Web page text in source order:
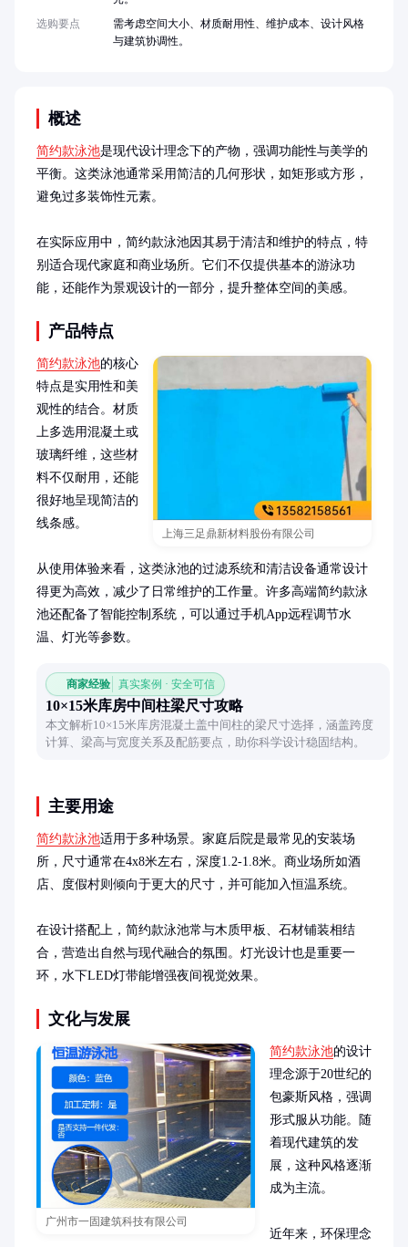
概述
简约款泳池是现代设计理念下的产物，强调功能性与美学的
平衡。这类泳池通常采用简洁的几何形状，如矩形或方形，
避免过多装饰性元素。
在实际应用中，简约款泳池因其易于清洁和维护的特点，特
别适合现代家庭和商业场所。它们不仅提供基本的游泳功
能，还能作为景观设计的一部分，提升整体空间的美感。
产品特点
上海三足鼎新材料股份有限公司
简约款泳池的核心
特点是实用性和美
观性的结合。材质
上多选用混凝土或
玻璃纤维，这些材
料不仅耐用，还能
很好地呈现简洁的
线条感。
从使用体验来看，这类泳池的过滤系统和清洁设备通常设计
得更为高效，减少了日常维护的工作量。许多高端简约款泳
池还配备了智能控制系统，可以通过手机App远程调节水
温、灯光等参数。
商家经验 真实案例 · 安全可信
10×15米库房中间柱梁尺寸攻略
本文解析10×15米库房混凝土盖中间柱的梁尺寸选择，涵盖跨度
计算、梁高与宽度关系及配筋要点，助你科学设计稳固结构。
主要用途
简约款泳池适用于多种场景。家庭后院是最常见的安装场
所，尺寸通常在4x8米左右，深度1.2-1.8米。商业场所如酒
店、度假村则倾向于更大的尺寸，并可能加入恒温系统。
在设计搭配上，简约款泳池常与木质甲板、石材铺装相结
合，营造出自然与现代融合的氛围。灯光设计也是重要一
环，水下LED灯带能增强夜间视觉效果。
文化与发展
广州市一固建筑科技有限公司
简约款泳池的设计
理念源于20世纪的
包豪斯风格，强调
形式服从功能。随
着现代建筑的发
展，这种风格逐渐
成为主流。
近年来，环保理念
选购要点
需考虑空间大小、材质耐用性、维护成本、设计风格
与建筑协调性。